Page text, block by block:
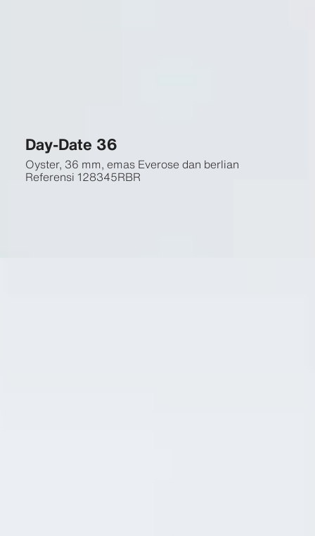
Day-Date 36
Oyster, 36 mm, emas Everose dan berlian
Referensi 128345RBR